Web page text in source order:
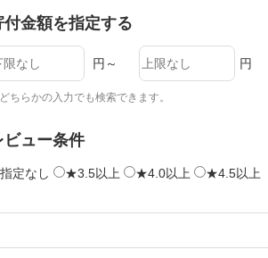
付金額を指定する
円～ 円
ちらかの入力でも検索できます。
ビュー条件
指定なし ★3.5以上 ★4.0以上 ★4.5以上